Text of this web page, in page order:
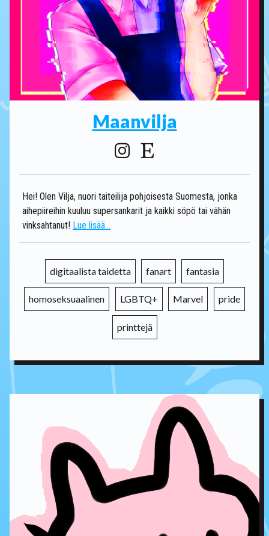
Maanvilja
Hei! Olen Vilja, nuori taiteilija pohjoisesta Suomesta, jonka
aihepiireihin kuuluu supersankarit ja kaikki söpö tai vähän
vinksahtanut! Lue lisää...
digitaalista taidetta fanart fantasia
homoseksuaalinen LGBTQ+ Marvel pride
printtejä